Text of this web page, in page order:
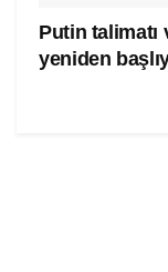
Putin talimatı
yeniden